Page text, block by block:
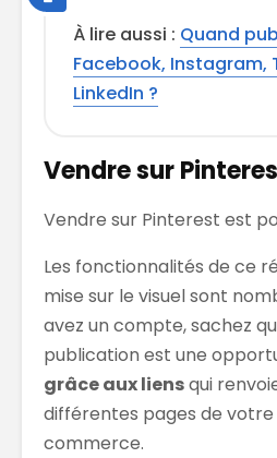
À lire aussi : Quand
Facebook, Instagram,
LinkedIn ?
Vendre sur
Vendre sur Pinterest est
Les fonctionnalités de ce
mise sur le visuel sont
avez un compte, sachez
publication est une
grâce aux liensqui
différentes pages de votre
commerce.